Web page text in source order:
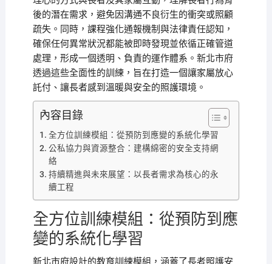
後的潛在需求，避免因溝通不良衍生的衝突或照顧
疏失。同時，課程強化通報機制與法律責任認知，
確保任何異常狀況都能被即時發現並依循正確管道
處理，形成一個透明、負責的運作體系。新北市府
透過這些全面性的訓練，旨在打造一個讓家屬放心
託付、讓長者感到溫暖與安全的照護環境。
內容目錄
全方位訓練模組：從預防到應變的系統化學習
公私協力與資源整合：建構綿密的安全支持網
絡
持續精進與未來展望：以長者需求為核心的永
續工程
全方位訓練模組：從預防到應
變的系統化學習
新北市府設計的教育訓練模組，涵蓋了長者照護安